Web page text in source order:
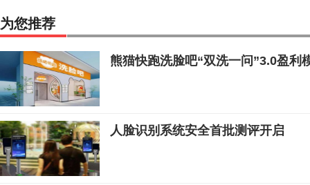
为您推荐
熊猫快跑洗脸吧“双洗一问”3.0盈利
人脸识别系统安全首批测评开启